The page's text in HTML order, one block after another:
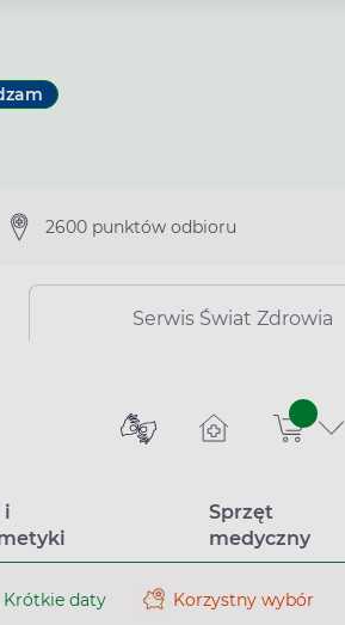
2600 punktów odbioru
Serwis Świat Zdrowia
sztuk
i
Sprzęt
medyczny
Krótkie daty Korzystny wybór